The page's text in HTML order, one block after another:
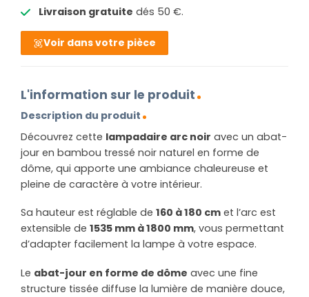
Livraison gratuite dés 50 €.
Voir dans votre pièce
L'information sur le produit
Description du produit
Découvrez cette lampadaire arc noir avec un abat-
jour en bambou tressé noir naturel en forme de
dôme, qui apporte une ambiance chaleureuse et
pleine de caractère à votre intérieur.
Sa hauteur est réglable de 160 à 180 cm et l’arc est
extensible de 1535 mm à 1800 mm, vous permettant
d’adapter facilement la lampe à votre espace.
Le abat-jour en forme de dôme avec une fine
structure tissée diffuse la lumière de manière douce,